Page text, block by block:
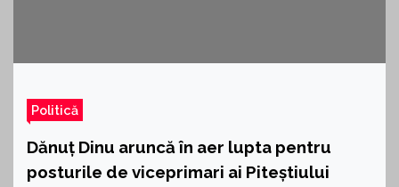
Politică
Dănuț Dinu aruncă în aer lupta pentru
posturile de viceprimari ai Piteștiului